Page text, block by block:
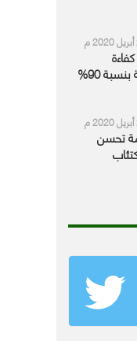
90%
تحسن